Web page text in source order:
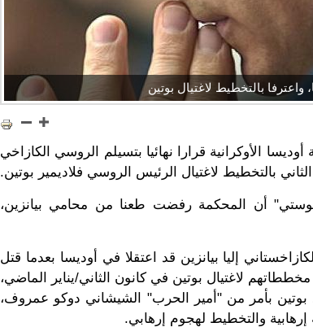
واعترفا بالتخطيط لاغتيال بوتين
الأوكرانية قرارا نهائيا بتسيلم الروسي الكازاخي
الثاني بالتخطيط لاغتيال الرئيس الروسي فلاديمير بوتين.
أن المحكمة رفضت طعنا من محامي بيانزين،
إليا بيانزين قد اعتقلا في أوديسا بعدما قتل
لاغتيال بوتين في كانون الثاني/يناير الماضي،
بوتين بأمر من "أمير الحرب" الشيشاني دوكو عمروف،
والتخطيط لهجوم إرهابي.